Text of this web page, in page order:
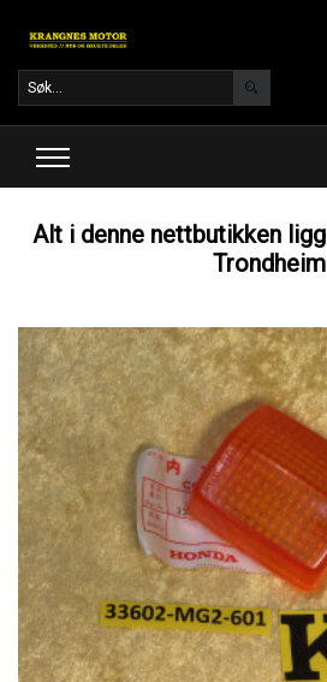
Alt i denne nettbutikken
Trondheim